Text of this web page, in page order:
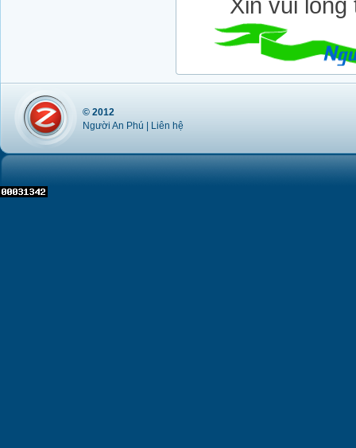
Xin vui
© 2012
Người An Phú | Liên hệ